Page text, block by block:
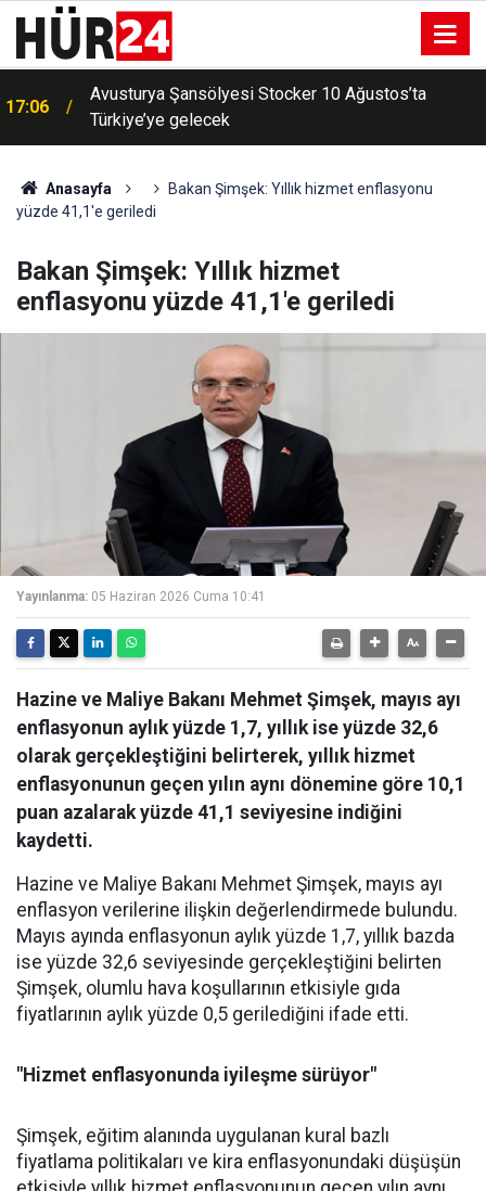
17:06
Avusturya Şansölyesi Stocker 10 Ağustos’ta
Türkiye’ye gelecek
Anasayfa
Bakan Şimşek: Yıllık hizmet enflasyonu
yüzde 41,1'e geriledi
Bakan Şimşek: Yıllık hizmet
enflasyonu yüzde 41,1'e geriledi
Yayınlanma: 05 Haziran 2026 Cuma 10:41
Hazine ve Maliye Bakanı Mehmet Şimşek, mayıs ayı
enflasyonun aylık yüzde 1,7, yıllık ise yüzde 32,6
olarak gerçekleştiğini belirterek, yıllık hizmet
enflasyonunun geçen yılın aynı dönemine göre 10,1
puan azalarak yüzde 41,1 seviyesine indiğini
kaydetti.
Hazine ve Maliye Bakanı Mehmet Şimşek, mayıs ayı
enflasyon verilerine ilişkin değerlendirmede bulundu.
Mayıs ayında enflasyonun aylık yüzde 1,7, yıllık bazda
ise yüzde 32,6 seviyesinde gerçekleştiğini belirten
Şimşek, olumlu hava koşullarının etkisiyle gıda
fiyatlarının aylık yüzde 0,5 gerilediğini ifade etti.
"Hizmet enflasyonunda iyileşme sürüyor"
Şimşek, eğitim alanında uygulanan kural bazlı
fiyatlama politikaları ve kira enflasyonundaki düşüşün